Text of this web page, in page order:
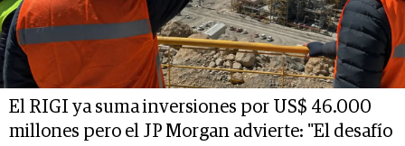
El RIGI ya suma inversiones por US$ 46.000
millones pero el JP Morgan advierte: "El desafío